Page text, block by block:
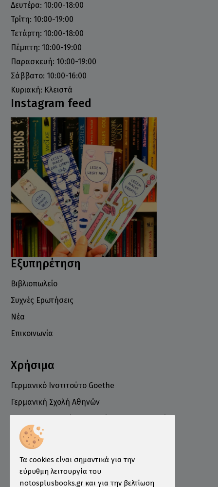
Δευτέρα: 10:00-18:00
Τρίτη: 10:00-19:00
Τετάρτη: 10:00-18:00
Πέμπτη: 10:00-19:00
Παρασκευή: 10:00-19:00
Σάββατο: 10:00-16:00
Κυριακή: Κλειστά
Instagram feed
Εξυπηρέτηση
Βιβλιοπωλείο
Συχνές Ερωτήσεις
Νέα
Επικοινωνία
Χρήσιμα
Γερμανικό Ινστιτούτο Goethe
Γερμανική Σχολή Αθηνών
Επιμελητήριο
Ινστιτούτο ÖSD Ελλάδας
Πληροφορίες
Τρόποι Παραγγελίας
Τα cookies είναι σημαντικά για την
εύρυθμη λειτουργία του
notosplusbooks.gr και για την βελτίωση